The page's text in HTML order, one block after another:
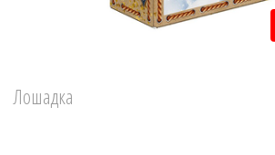
Лошадка